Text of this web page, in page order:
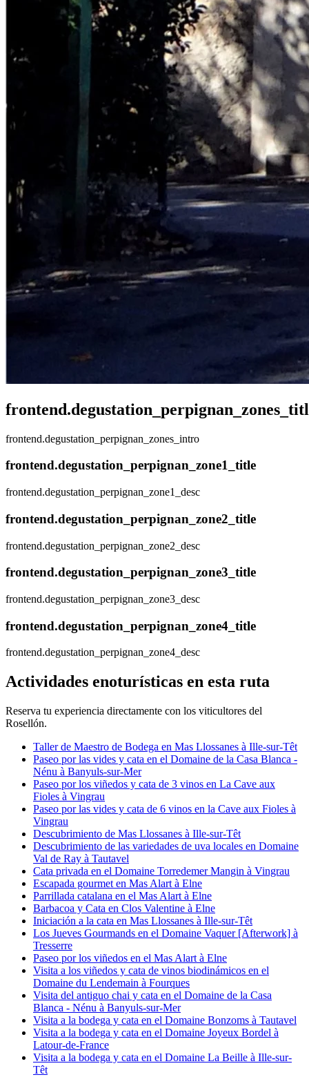
frontend.degustation_perpignan_zones_intro
frontend.degustation_perpignan_zone1_title
frontend.degustation_perpignan_zone1_desc
frontend.degustation_perpignan_zone2_title
frontend.degustation_perpignan_zone2_desc
frontend.degustation_perpignan_zone3_title
frontend.degustation_perpignan_zone3_desc
frontend.degustation_perpignan_zone4_title
frontend.degustation_perpignan_zone4_desc
Actividades enoturísticas en esta ruta
Reserva tu experiencia directamente con los viticultores del
Rosellón.
Taller de Maestro de Bodega en Mas Llossanes à Ille-sur-Têt
Paseo por las vides y cata en el Domaine de la Casa Blanca -
Nénu à Banyuls-sur-Mer
Paseo por los viñedos y cata de 3 vinos en La Cave aux
Fioles à Vingrau
Paseo por las vides y cata de 6 vinos en la Cave aux Fioles à
Vingrau
Descubrimiento de Mas Llossanes à Ille-sur-Têt
Descubrimiento de las variedades de uva locales en Domaine
Val de Ray à Tautavel
Cata privada en el Domaine Torredemer Mangin à Vingrau
Escapada gourmet en Mas Alart à Elne
Parrillada catalana en el Mas Alart à Elne
Barbacoa y Cata en Clos Valentine à Elne
Iniciación a la cata en Mas Llossanes à Ille-sur-Têt
Los Jueves Gourmands en el Domaine Vaquer [Afterwork] à
Tresserre
Paseo por los viñedos en el Mas Alart à Elne
Visita a los viñedos y cata de vinos biodinámicos en el
Domaine du Lendemain à Fourques
Visita del antiguo chai y cata en el Domaine de la Casa
Blanca - Nénu à Banyuls-sur-Mer
Visita a la bodega y cata en el Domaine Bonzoms à Tautavel
Visita a la bodega y cata en el Domaine Joyeux Bordel à
Latour-de-France
Visita a la bodega y cata en el Domaine La Beille à Ille-sur-
Têt